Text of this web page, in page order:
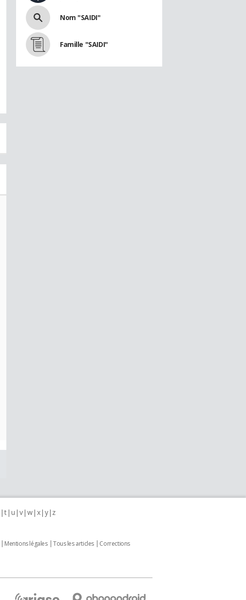
Nom "SAIDI"
Famille "SAIDI"
t u v w x y z
Mentions légales Tous les articles
Corrections